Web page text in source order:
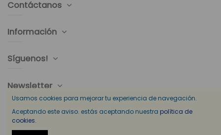
Contáctanos
Información
Síguenos!
Newsletter
Usamos cookies para mejorar tu experiencia de navegación.
Aceptando este aviso. estás aceptando nuestra política de
cookies.